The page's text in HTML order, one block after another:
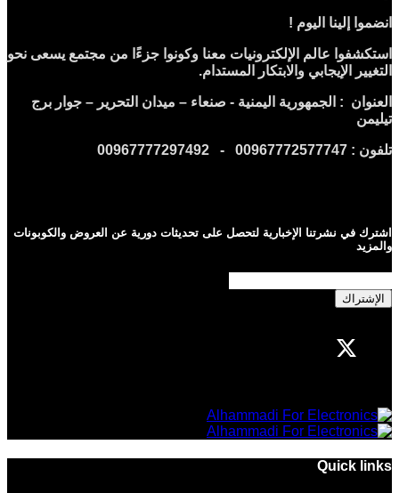
انضموا إلينا اليوم !
استكشفوا عالم الإلكترونيات معنا وكونوا جزءًا من مجتمع يسعى نحو
التغيير الإيجابي والابتكار المستدام.
العنوان : الجمهورية اليمنية - صنعاء – ميدان التحرير – جوار برج
تيليمن
تلفون : 00967772577747 - 00967777297492
اشترك في نشرتنا الإخبارية لتحصل على تحديثات دورية عن العروض والكوبونات
والمزيد
الإشتراك
Quick links